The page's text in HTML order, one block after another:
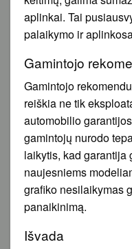
aplinkai. Tai
palaikymo ir
Gamintojo
Gamintojo
reiškia ne tik
automobilio
gamintojų nurodo
laikytis, kad garantija
naujesniems
grafiko nesilaikymas
panaikinimą.
Išvada